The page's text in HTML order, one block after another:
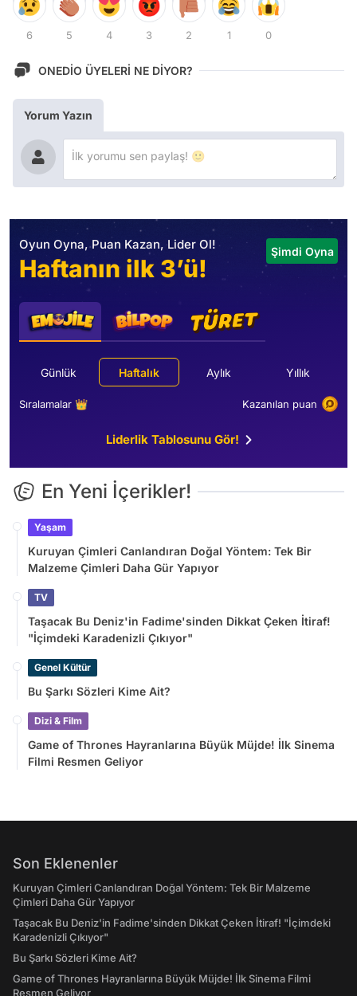
6 5 4 3 2 1 0
ONEDİO ÜYELERİ NE DİYOR?
Yorum Yazın
Oyun Oyna, Puan Kazan, Lider Ol!
Haftanın ilk 3’ü!
Şimdi Oyna
Günlük Haftalık Aylık Yıllık
Sıralamalar 👑 Kazanılan puan
Liderlik Tablosunu Gör!
En Yeni İçerikler!
Yaşam
Kuruyan Çimleri Canlandıran Doğal Yöntem: Tek Bir
Malzeme Çimleri Daha Gür Yapıyor
TV
Taşacak Bu Deniz'in Fadime'sinden Dikkat Çeken İtiraf!
"İçimdeki Karadenizli Çıkıyor"
Genel Kültür
Bu Şarkı Sözleri Kime Ait?
Dizi & Film
Game of Thrones Hayranlarına Büyük Müjde! İlk Sinema
Filmi Resmen Geliyor
Son Eklenenler
Kuruyan Çimleri Canlandıran Doğal Yöntem: Tek Bir Malzeme
Çimleri Daha Gür Yapıyor
Taşacak Bu Deniz'in Fadime'sinden Dikkat Çeken İtiraf! "İçimdeki
Karadenizli Çıkıyor"
Bu Şarkı Sözleri Kime Ait?
Game of Thrones Hayranlarına Büyük Müjde! İlk Sinema Filmi
Resmen Geliyor